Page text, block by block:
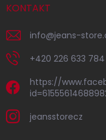
KONTAKT
info@jeans-
+420 226 633 784
https://
jeansstorecz